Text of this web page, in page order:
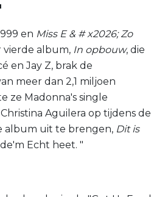
en Miss E & # x2026; Zo
vierde album, In opbouw, die
en Jay Z, brak de
meer dan 2,1 miljoen
ze Madonna's single
Aguilera op tijdens de
album uit te brengen, Dit is
Echt heet. "